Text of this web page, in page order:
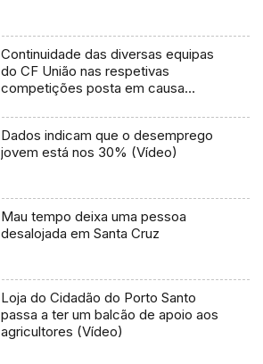
Continuidade das diversas equipas
do CF União nas respetivas
competições posta em causa
Dados indicam que o desemprego
jovem está nos 30% (Vídeo)
Mau tempo deixa uma pessoa
desalojada em Santa Cruz
Loja do Cidadão do Porto Santo
passa a ter um balcão de apoio aos
agricultores (Vídeo)